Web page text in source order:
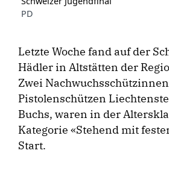
PD
Letzte Woche fand auf der
Hädler in Altstätten der
Zwei
Pistolenschützen
Buchs, waren in der
Kategorie «Stehend mit
Start.